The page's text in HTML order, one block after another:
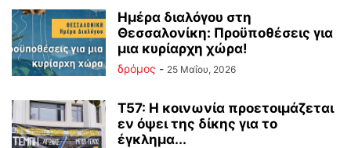
Ημέρα διαλόγου στη
Θεσσαλονίκη: Προϋποθέσεις για
μια κυρίαρχη χώρα!
δρόμος - 25 Μαΐου, 2026
Τ57: Η κοινωνία προετοιμάζεται
εν όψει της δίκης για το
έγκλημα...